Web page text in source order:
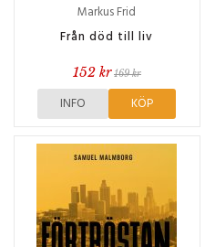
Markus Frid
Från död till liv
152 kr 169 kr
INFO KÖP